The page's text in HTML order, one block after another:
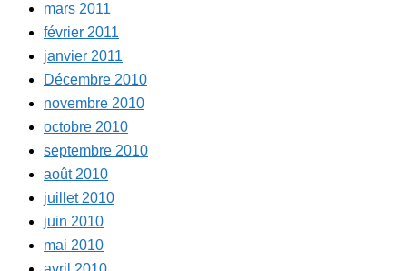
mars 2011
février 2011
janvier 2011
Décembre 2010
novembre 2010
octobre 2010
septembre 2010
août 2010
juillet 2010
juin 2010
mai 2010